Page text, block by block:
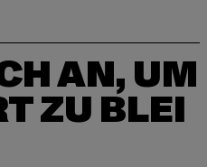
AN, UM
ZU BLEI